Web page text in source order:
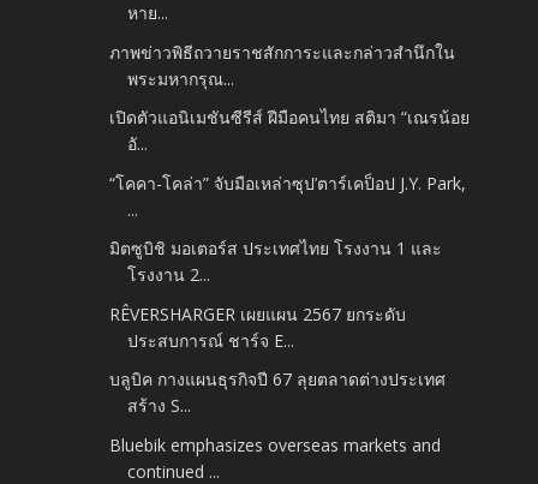
หาย...
ภาพข่าวพิธีถวายราชสักการะและกล่าวสำนึกใน
พระมหากรุณ...
เปิดตัวแอนิเมชันซีรีส์ ฝีมือคนไทย สติมา “เณรน้อย
อั...
“โคคา-โคล่า” จับมือเหล่าซุป’ตาร์เคป็อป J.Y. Park,
...
มิตซูบิชิ มอเตอร์ส ประเทศไทย โรงงาน 1 และ
โรงงาน 2...
RÊVERSHARGER เผยแผน 2567 ยกระดับ
ประสบการณ์ ชาร์จ E...
บลูบิค กางแผนธุรกิจปี 67 ลุยตลาดต่างประเทศ
สร้าง S...
Bluebik emphasizes overseas markets and
continued ...